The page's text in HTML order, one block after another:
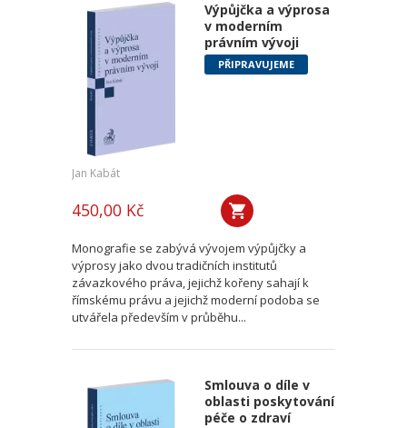
Výpůjčka a výprosa
v moderním
právním vývoji
PŘIPRAVUJEME
Jan Kabát
450,00 Kč
Monografie se zabývá vývojem výpůjčky a
výprosy jako dvou tradičních institutů
závazkového práva, jejichž kořeny sahají k
římskému právu a jejichž moderní podoba se
utvářela především v průběhu...
Smlouva o díle v
oblasti poskytování
péče o zdraví